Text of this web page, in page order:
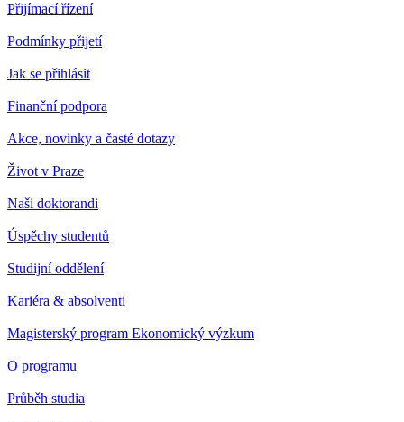
Přijímací řízení
Podmínky přijetí
Jak se přihlásit
Finanční podpora
Akce, novinky a časté dotazy
Život v Praze
Naši doktorandi
Úspěchy studentů
Studijní oddělení
Kariéra & absolventi
Magisterský program Ekonomický výzkum
O programu
Průběh studia